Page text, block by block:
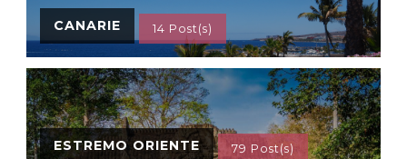
CANARIE 14 Post(s)
ESTREMO ORIENTE 79 Post(s)